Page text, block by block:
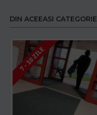
DIN ACEEASI CATEGORIE
7 - 10 ZILE